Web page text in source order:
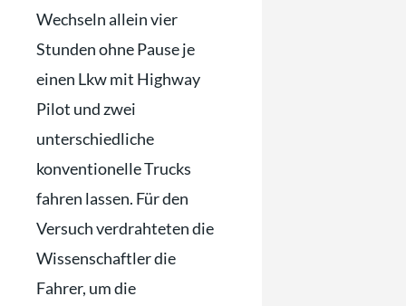
Wechseln allein vier
Stunden ohne Pause je
einen Lkw mit Highway
Pilot und zwei
unterschiedliche
konventionelle Trucks
fahren lassen. Für den
Versuch verdrahteten die
Wissenschaftler die
Fahrer, um die